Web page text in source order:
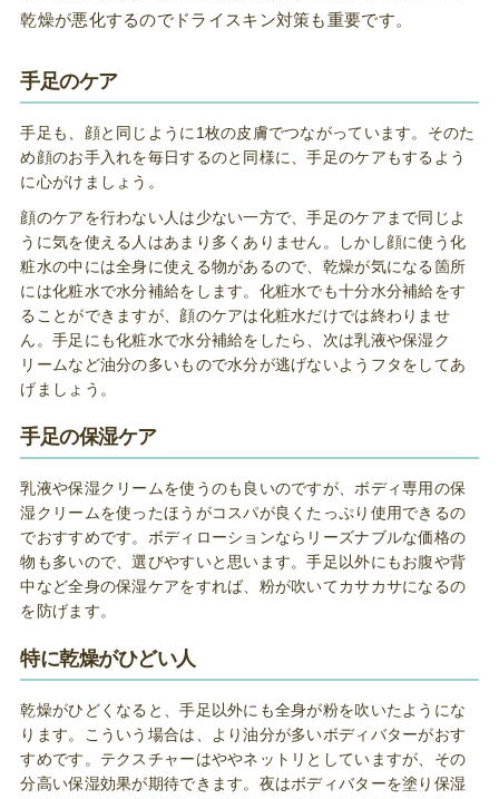
乾燥が悪化するのでドライスキン対策も重要です。
手足のケア
手足も、顔と同じように1枚の皮膚でつながっています。そのた
め顔のお手入れを毎日するのと同様に、手足のケアもするよう
に心がけましょう。
顔のケアを行わない人は少ない一方で、手足のケアまで同じよ
うに気を使える人はあまり多くありません。しかし顔に使う化
粧水の中には全身に使える物があるので、乾燥が気になる箇所
には化粧水で水分補給をします。化粧水でも十分水分補給をす
ることができますが、顔のケアは化粧水だけでは終わりませ
ん。手足にも化粧水で水分補給をしたら、次は乳液や保湿ク
リームなど油分の多いもので水分が逃げないようフタをしてあ
げましょう。
手足の保湿ケア
乳液や保湿クリームを使うのも良いのですが、ボディ専用の保
湿クリームを使ったほうがコスパが良くたっぷり使用できるの
でおすすめです。ボディローションならリーズナブルな価格の
物も多いので、選びやすいと思います。手足以外にもお腹や背
中など全身の保湿ケアをすれば、粉が吹いてカサカサになるの
を防げます。
特に乾燥がひどい人
乾燥がひどくなると、手足以外にも全身が粉を吹いたようにな
ります。こういう場合は、より油分が多いボディバターがおす
すめです。テクスチャーはややネットリとしていますが、その
分高い保湿効果が期待できます。夜はボディバターを塗り保湿